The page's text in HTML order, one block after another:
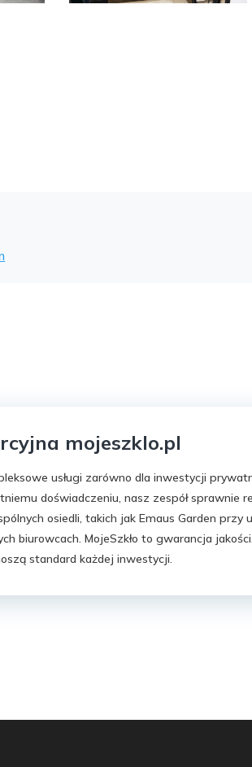
mojeszklo.pl
usługi zarówno dla inwestycji
doświadczeniu, nasz zespół sprawnie
osiedli, takich jak Emaus Garden przy
biurowcach. MojeSzkło to gwarancja jakości,
standard każdej inwestycji.